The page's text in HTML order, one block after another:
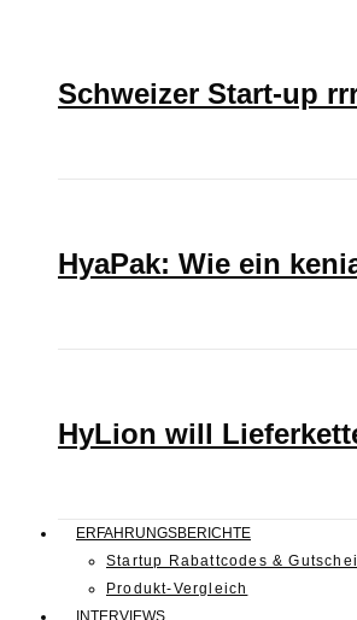
Schweizer Start-up
HyaPak: Wie ein
HyLion will
ERFAHRUNGSBERICHTE
Startup Rabattcodes &
Produkt-Vergleich
INTERVIEWS